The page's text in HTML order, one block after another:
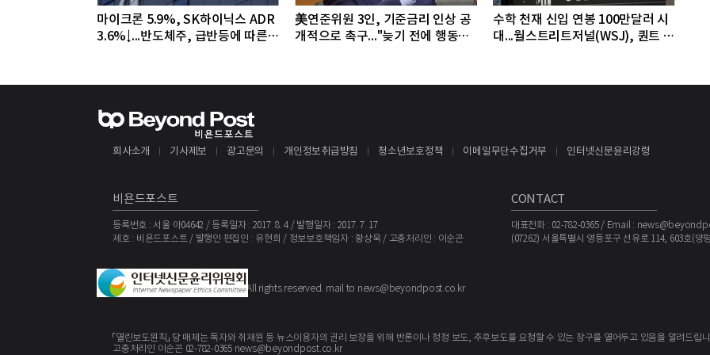
마이크론 5.9%, SK하이닉스 ADR
3.6%↓...반도체주, 급반등에 따른
美연준위원 3인, 기준금리 인상 공
개적으로 촉구..."늦기 전에 행동해
수학 천재 신입 연봉 100만달러 시
대...월스트리트저널(WSJ), 퀀트 트
회사소개 기사제보 광고문의 개인정보취급방침 청소년보호정책 이메일무단수집거부 인터넷신문윤리강령
비욘드포스트
등록번호 : 서울 아04642 / 등록일자 : 2017. 8. 4 / 발행일자 : 2017. 7. 17
제호 : 비욘드포스트 / 발행인·편집인 : 유현희 / 정보보호책임자 : 황상욱 / 고충처리인 : 이순곤
CONTACT
대표전화 : 02-782-0365 / Email :
(07262) 서울특별시 영등포구 선유로 114, 603호(양
Copyright ©The BeyondPost. All rights reserved. mail to news@beyondpost.co.kr
「열린보도원칙」 당 매체는 독자와 취재원 등 뉴스이용자의 권리 보장을 위해 반론이나 정정 보도, 추후보도를 요청할 수 있는 창구를 열어두고 있음을 알려드립니
고충처리인 이순곤 02-782-0365 news@beyondpost.co.kr